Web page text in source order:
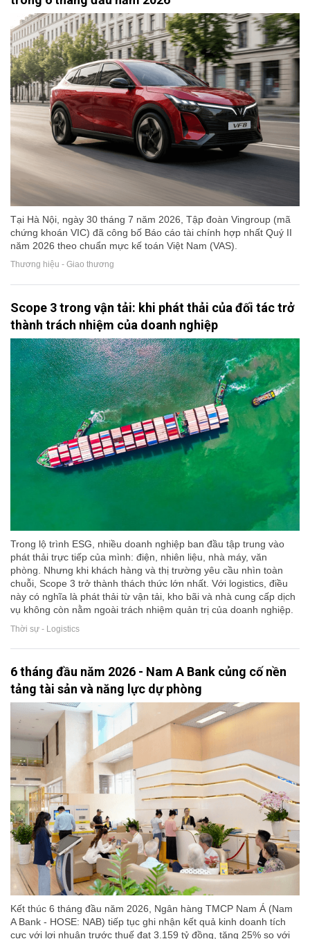
Tại Hà Nội, ngày 30 tháng 7 năm 2026, Tập đoàn Vingroup (mã
chứng khoán VIC) đã công bố Báo cáo tài chính hợp nhất Quý II
năm 2026 theo chuẩn mực kế toán Việt Nam (VAS).
Thương hiệu - Giao thương
Scope 3 trong vận tải: khi phát thải của đối tác trở
thành trách nhiệm của doanh nghiệp
Trong lộ trình ESG, nhiều doanh nghiệp ban đầu tập trung vào
phát thải trực tiếp của mình: điện, nhiên liệu, nhà máy, văn
phòng. Nhưng khi khách hàng và thị trường yêu cầu nhìn toàn
chuỗi, Scope 3 trở thành thách thức lớn nhất. Với logistics, điều
này có nghĩa là phát thải từ vận tải, kho bãi và nhà cung cấp dịch
vụ không còn nằm ngoài trách nhiệm quản trị của doanh nghiệp.
Thời sự - Logistics
6 tháng đầu năm 2026 - Nam A Bank củng cố nền
tảng tài sản và năng lực dự phòng
Kết thúc 6 tháng đầu năm 2026, Ngân hàng TMCP Nam Á (Nam
A Bank - HOSE: NAB) tiếp tục ghi nhận kết quả kinh doanh tích
cực với lợi nhuận trước thuế đạt 3.159 tỷ đồng, tăng 25% so với